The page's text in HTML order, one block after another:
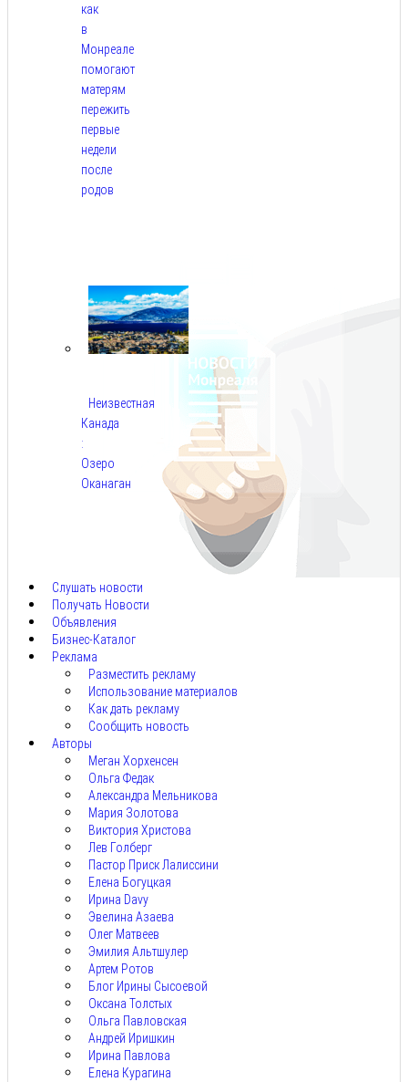
как
в
Монреале
помогают
матерям
пережить
первые
недели
после
родов
Неизвестная
Канада
:
Озеро
Оканаган
Слушать новости
Получать Новости
Объявления
Бизнес-Каталог
Реклама
Разместить рекламу
Использование материалов
Как дать рекламу
Сообщить новость
Авторы
Меган Хорхенсен
Ольга Федак
Александра Мельникова
Мария Золотова
Виктория Христова
Лев Голберг
Пастор Приск Лалиссини
Елена Богуцкая
Ирина Davy
Эвелина Азаева
Олег Матвеев
Эмилия Альтшулер
Артем Ротов
Блог Ирины Сысоевой
Оксана Толстых
Ольга Павловская
Андрей Иришкин
Ирина Павлова
Елена Курагина